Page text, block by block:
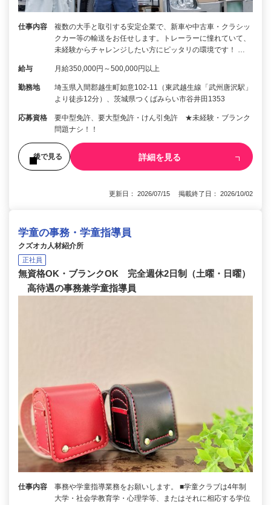
仕事内容
複数の大手と取引する安定企業で、新車や中古車・クラシッ
クカー等の輸送をお任せします。トレーラーに憧れていて、
未経験からチャレンジしたい方にピッタリの環境です！ …
給与 月給350,000円～500,000円以上
勤務地
埼玉県入間郡越生町如意102-11（東武越生線「武州唐沢駅」
より徒歩12分）、茨城県つくばみらい市谷井田1353
応募資格
要中型免許、要大型免許・けん引免許 ★未経験・ブランク
問題ナシ！！
後で見る 詳細を見る
更新日： 2026/07/15 掲載終了日： 2026/10/02
学童の事務・学童指導員
クズオカ人材紹介所
正社員
無資格OK・ブランクOK 完全週休2日制（土曜・日曜）
高待遇の事務兼学童指導員
仕事内容
事務や学童指導業務をお願いします。 ■学童クラブは4年制
大学・社会学教育学・心理学等、またはそれに相応する学位